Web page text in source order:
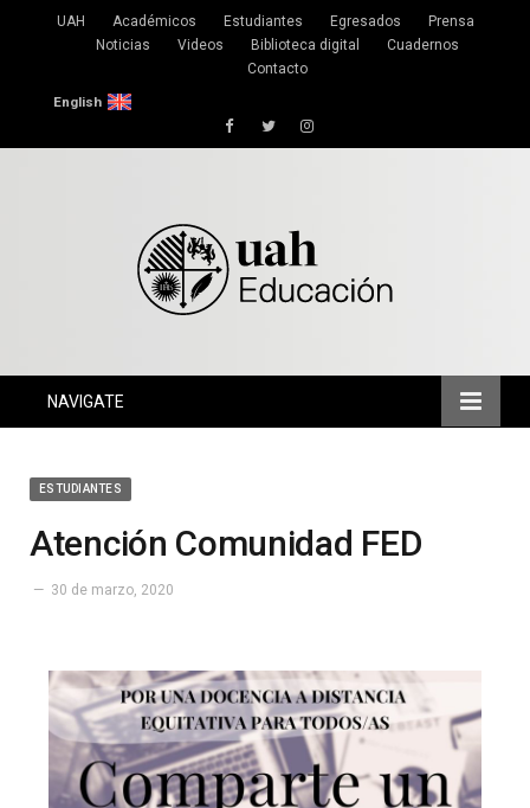
UAH Académicos Estudiantes Egresados
Prensa
Noticias
Videos Biblioteca digital
Cuadernos
Contacto
English
FacebookTwitterInstagram
NAVIGATE
ESTUDIANTES
Atención Comunidad FED
30 de marzo, 2020